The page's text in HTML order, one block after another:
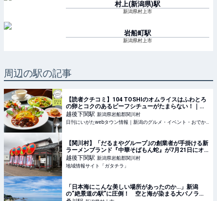
村上(新潟県)駅
新潟県村上市
岩船町駅
新潟県村上市
周辺の駅の記事
【読者クチコミ】104 TOSHIのオムライスはふわとろ
の卵とコクのあるビーフシチューがたまらない！｜関
川村
越後下関駅 新潟県岩船郡関川村
【関川村】「だるまやグループ｣の創業者が手掛ける新
ラーメンブランド『中華そばもん蛇』が7月21日にオ
ープン！道の駅関川で「中華そば｣や｢濃厚煮干しそ
ば」を堪能しよう♪ - ガタチラ｜みんなでつくる街メ
越後下関駅 新潟県岩船郡関川村
地域情報サイト「ガタチラ」
「日本海にこんな美しい場所があったのか…」新潟
の“絶景道の駅”に圧倒！ 空と海が染まる大パノラ